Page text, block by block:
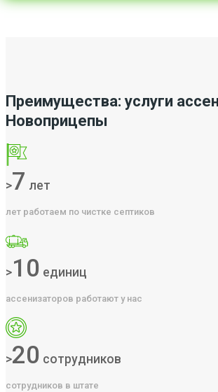
Преимущества: услуги
Новоприцепы
>7 лет
лет работаем по чистке септиков
>10 единиц
ассенизаторов работают у нас
>20 сотрудников
сотрудников в штате